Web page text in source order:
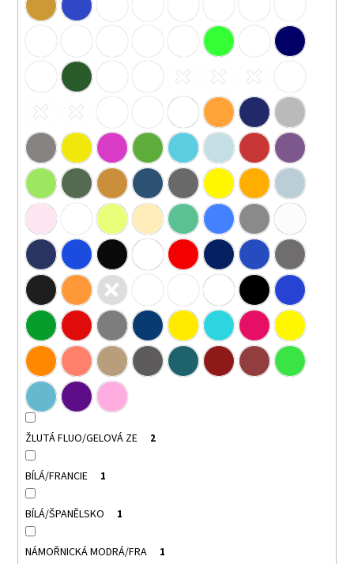
ŽLUTÁ FLUO/GELOVÁ ZE 2
BÍLÁ/FRANCIE 1
BÍLÁ/ŠPANĚLSKO 1
NÁMOŘNICKÁ MODRÁ/FRA 1